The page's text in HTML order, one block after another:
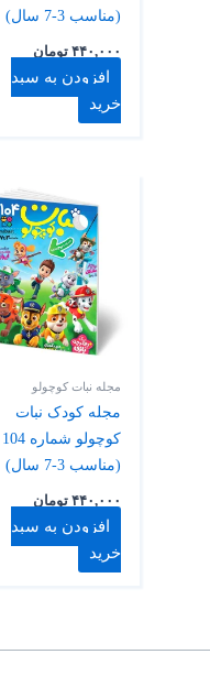
(مناسب 3-7 سال)
۴۴۰,۰۰۰ تومان
افزودن به سبد
خرید
مجله نبات کوچولو
مجله کودک نبات
کوچولو شماره 104
(مناسب 3-7 سال)
۴۴۰,۰۰۰ تومان
افزودن به سبد
خرید